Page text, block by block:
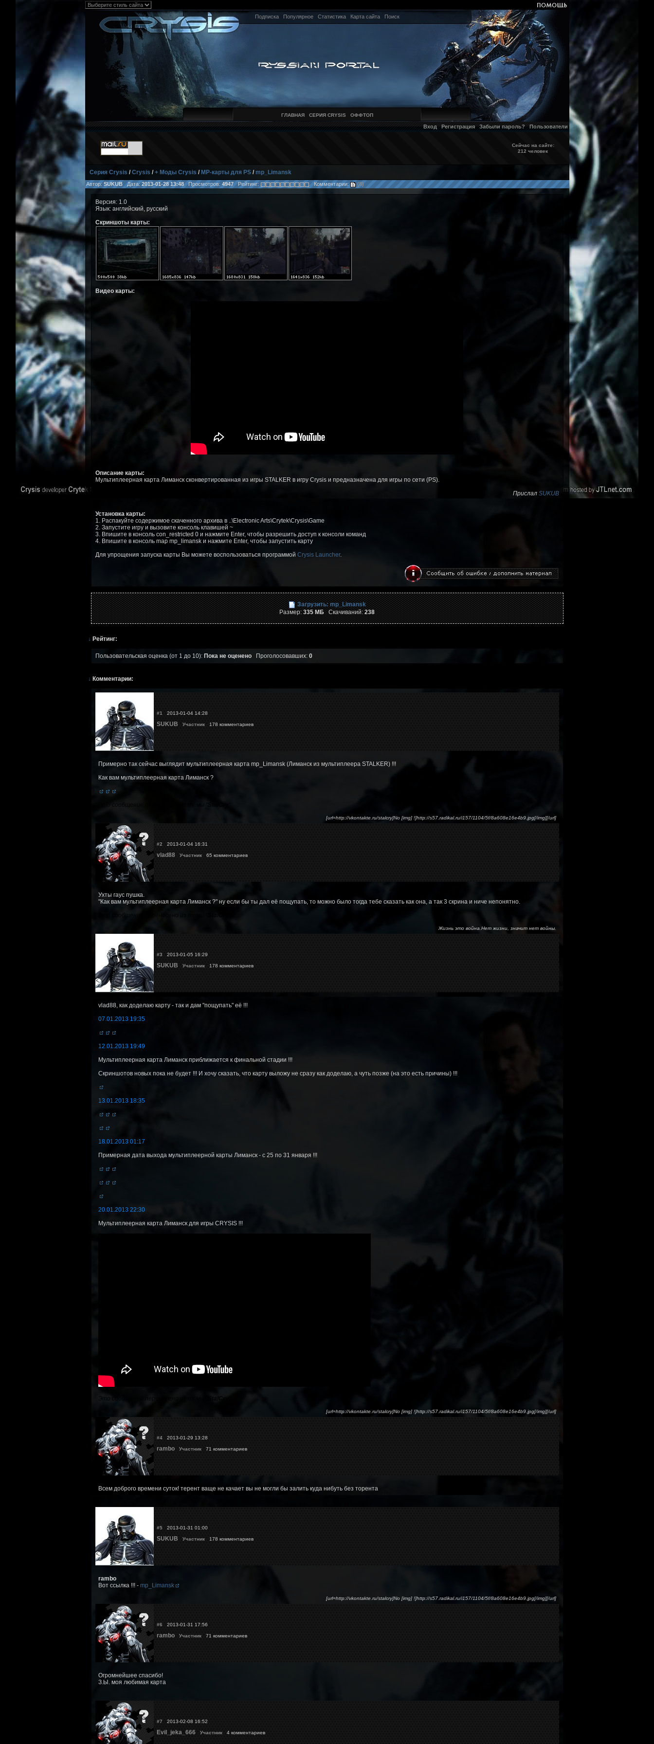
Подписка Популярное Статистика Карта сайта Поиск
ГЛАВНАЯ СЕРИЯ CRYSIS ОФФТОП
Вход Регистрация Забыли пароль? Пользователи
Сейчас на сайте:
212 человек
Серия Crysis /Crysis /+ Моды Crysis / MP-карты для PS/ mp_Limansk
Автор: SUKUBДата:2013-01-28 13:48Просмотров: 4947Рейтинг: Комментарии: (8)
Версия: 1.0
Язык: английский, русский
Скриншоты карты:
Видео карты:
Описание карты:
Мультиплеерная карта Лиманск сконвертированная из игры STALKER в игру Crysis и предназначена для игры по сети (PS).
Прислал SUKUB
Установка карты:
1. Распакуйте содержимое скаченного архива в ..\Electronic Arts\Crytek\Crysis\Game
2. Запустите игру и вызовите консоль клавишей ~
3. Впишите в консоль con_restricted 0 и нажмите Enter, чтобы разрешить доступ к консоли команд
4. Впишите в консоль map mp_limansk и нажмите Enter, чтобы запустить карту
Для упрощения запуска карты Вы можете воспользоваться программой Crysis Launcher.
Загрузить: mp_Limansk
Размер:335 МБСкачиваний:238
↓ Рейтинг:
Пользовательская оценка (от 1 до 10): Пока не оцененоПроголосовавших: 0
↓ Комментарии:
#1 2013-01-04 14:28
SUKUB Участник178 комментариев
Примерно так сейчас выглядит мультиплеерная карта mp_Limansk (Лиманск из мультиплеера STALKER) !!!
Как вам мультиплеерная карта Лиманск ?
[url=http://vkontakte.ru/stalcry]No [img] !]http://s57.radikal.ru/i157/1104/5f/8a608e16e4b9.jpg[/img][/url]
#2 2013-01-04 16:31
vlad88 Участник65 комментариев
Ухты гаус пушка.
"Как вам мультиплеерная карта Лиманск ?" ну если бы ты дал её пощупать, то можно было тогда тебе сказать как она, а так 3 скрина и ниче непонятно.
Это сообщение перенесено из темы "
Жизнь это война.Нет жизни, значит нет войны.
#3 2013-01-05 16:29
SUKUB Участник178 комментариев
vlad88, как доделаю карту - так и дам "пощупать" её !!!
07.01.2013 19:35
12.01.2013 19:49
Мультиплеерная карта Лиманск приближается к финальной стадии !!!
Скриншотов новых пока не будет !!! И хочу сказать, что карту выложу не сразу как доделаю, а чуть позже (на это есть причины) !!!
13.01.2013 18:35
18.01.2013 01:17
Примерная дата выхода мультиплеерной карты Лиманск - с 25 по 31 января !!!
20.01.2013 22:30
Мультиплеерная карта Лиманск для игры CRYSIS !!!
Это сообщение перенесено из темы "
[url=http://vkontakte.ru/stalcry]No [img] !]http://s57.radikal.ru/i157/1104/5f/8a608e16e4b9.jpg[/img][/url]
#42013-01-29 13:28
rambo Участник71 комментариев
Всем доброго времени суток! терент ваще не качает вы не могли бы залить куда нибуть без торента
#52013-01-31 01:00
SUKUB Участник178 комментариев
rambo
Вот ссылка !!! - mp_Limansk
[url=http://vkontakte.ru/stalcry]No [img] !]http://s57.radikal.ru/i157/1104/5f/8a608e16e4b9.jpg[/img][/url]
#6 2013-01-31 17:56
rambo Участник71 комментариев
Огромнейшее спасибо!
З.Ы. моя любимая карта
#7 2013-02-08 16:52
Evil_jeka_666 Участник4 комментариев